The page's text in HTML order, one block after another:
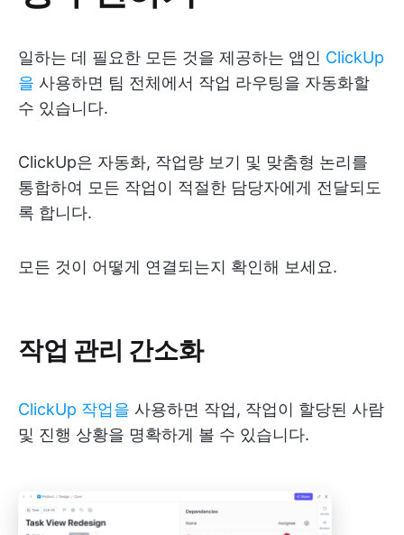
일하는 데 필요한 모든 것을 제공하는 앱인 ClickUp
을 사용하면 팀 전체에서 작업 라우팅을 자동화할
수 있습니다.
ClickUp은 자동화, 작업량 보기 및 맞춤형 논리를
통합하여 모든 작업이 적절한 담당자에게 전달되도
록 합니다.
모든 것이 어떻게 연결되는지 확인해 보세요.
작업 관리 간소화
ClickUp 작업을 사용하면 작업, 작업이 할당된 사람
및 진행 상황을 명확하게 볼 수 있습니다.